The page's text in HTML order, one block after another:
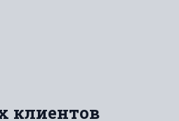
клиентов